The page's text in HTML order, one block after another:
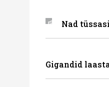
Nad
Gigandid